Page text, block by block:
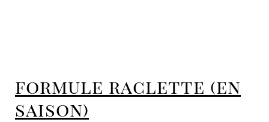
formule raclette (en
saison)